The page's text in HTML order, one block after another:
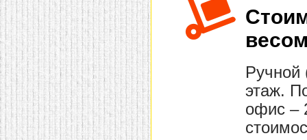
этаж.
офис –